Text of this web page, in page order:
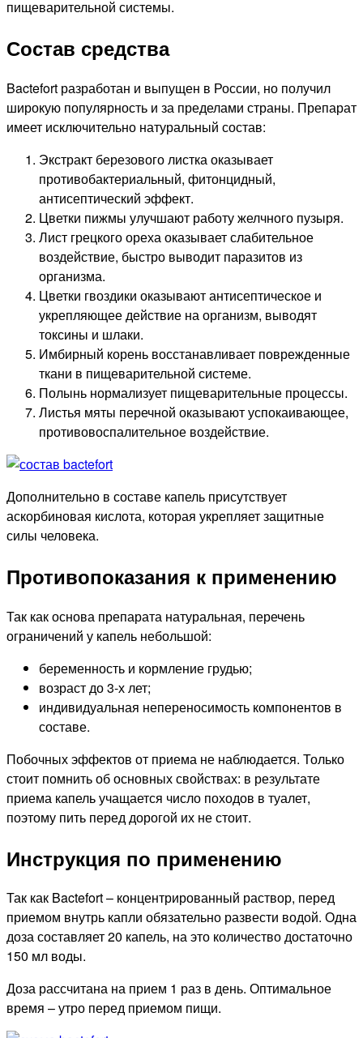
пищеварительной системы.
Состав средства
Bactefort разработан и выпущен в России, но получил
широкую популярность и за пределами страны. Препарат
имеет исключительно натуральный состав:
Экстракт березового листка оказывает
противобактериальный, фитонцидный,
антисептический эффект.
Цветки пижмы улучшают работу желчного пузыря.
Лист грецкого ореха оказывает слабительное
воздействие, быстро выводит паразитов из
организма.
Цветки гвоздики оказывают антисептическое и
укрепляющее действие на организм, выводят
токсины и шлаки.
Имбирный корень восстанавливает поврежденные
ткани в пищеварительной системе.
Полынь нормализует пищеварительные процессы.
Листья мяты перечной оказывают успокаивающее,
противовоспалительное воздействие.
Дополнительно в составе капель присутствует
аскорбиновая кислота, которая укрепляет защитные
силы человека.
Противопоказания к применению
Так как основа препарата натуральная, перечень
ограничений у капель небольшой:
беременность и кормление грудью;
возраст до 3-х лет;
индивидуальная непереносимость компонентов в
составе.
Побочных эффектов от приема не наблюдается. Только
стоит помнить об основных свойствах: в результате
приема капель учащается число походов в туалет,
поэтому пить перед дорогой их не стоит.
Инструкция по применению
Так как Bactefort – концентрированный раствор, перед
приемом внутрь капли обязательно развести водой. Одна
доза составляет 20 капель, на это количество достаточно
150 мл воды.
Доза рассчитана на прием 1 раз в день. Оптимальное
время – утро перед приемом пищи.